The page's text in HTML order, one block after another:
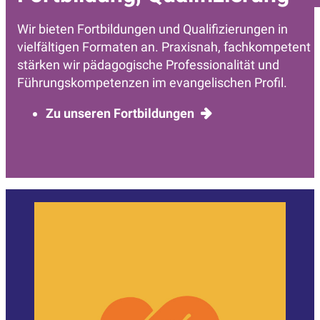
Wir bieten Fortbildungen und Qualifizierungen in
vielfältigen Formaten an. Praxisnah, fachkompetent
stärken wir pädagogische Professionalität und
Führungskompetenzen im evangelischen Profil.
Zu unseren Fortbildungen